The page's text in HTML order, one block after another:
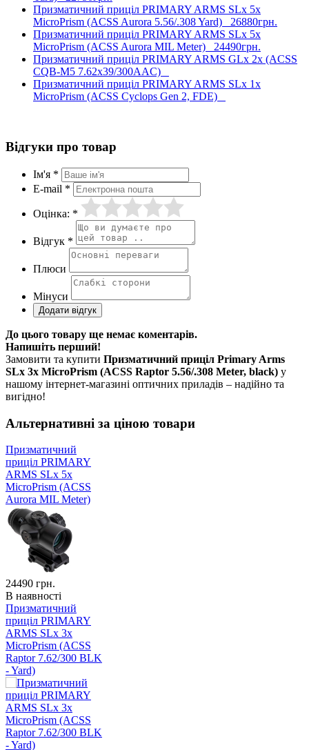
Призматичний приціл PRIMARY ARMS SLx 5x
MicroPrism (ACSS Aurora 5.56/.308 Yard) 26880грн.
Призматичний приціл PRIMARY ARMS SLx 5x
MicroPrism (ACSS Aurora MIL Meter) 24490грн.
Призматичний приціл PRIMARY ARMS GLx 2x (ACSS
CQB-M5 7.62x39/300AAC)
Призматичний приціл PRIMARY ARMS SLx 1x
MicroPrism (ACSS Cyclops Gen 2, FDE)
Відгуки про товар
Ім'я *
E-mail *
Оцінка: *
Відгук *
Плюси
Мінуси
До цього товару ще немає коментарів.
Напишіть перший!
Замовити та купити Призматичний приціл Primary Arms
SLx 3x MicroPrism (ACSS Raptor 5.56/.308 Meter, black) у
нашому інтернет-магазині оптичних приладів – надійно та
вигідно!
Альтернативні за ціною товари
Призматичний
приціл PRIMARY
ARMS SLx 5x
MicroPrism (ACSS
Aurora MIL Meter)
24490 грн.
В наявності
Призматичний
приціл PRIMARY
ARMS SLx 3x
MicroPrism (ACSS
Raptor 7.62/300 BLK
- Yard)